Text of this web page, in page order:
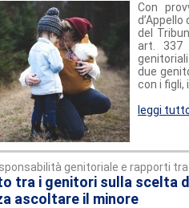
Con
del
art. 337
due
con i figli,
leggi
genitoriale e rapporti
tra i genitori sulla scelta
ascoltare il minore